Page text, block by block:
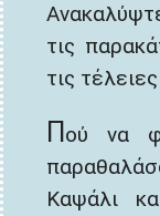
τις
τις
Π ού να
Καψάλι